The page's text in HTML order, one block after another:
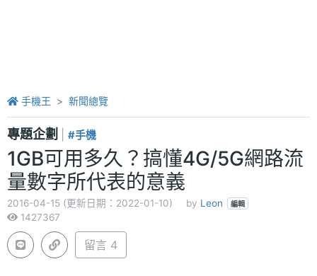
手機王 新聞總覽
專題企劃 #手機
1GB可用多久？搞懂4G/5G網路流
量數字所代表的意義
2016-04-15 (更新日期：2022-01-10) by Leon 編輯
1427367
留言 4